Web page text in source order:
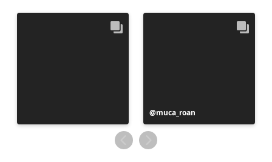
Beitrag
veröffentlicht
von
muca_roan